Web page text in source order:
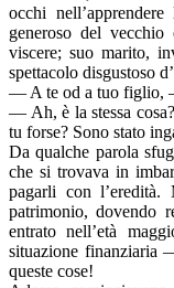
occhi
generoso del
viscere; suo marito,
spettacolo disgustoso
— A te od a tuo figlio,
— Ah, è la stessa
tu forse? Sono stato
Da qualche parola
che si trovava in
pagarli con
patrimonio, dovendo
entrato nell’età
situazione finanziaria
queste cose!